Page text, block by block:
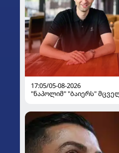
17:05/05-08-2026
"ნაპოლიმ" "ბაიერს"